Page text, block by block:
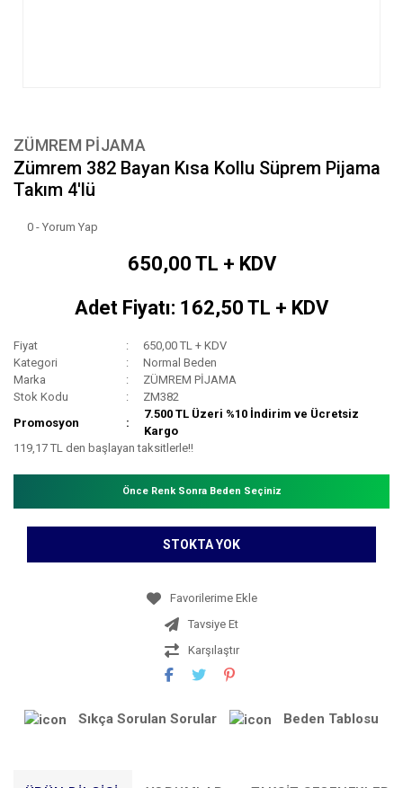
ZÜMREM PİJAMA
Zümrem 382 Bayan Kısa Kollu Süprem Pijama
Takım 4'lü
0 - Yorum Yap
650,00 TL + KDV
Adet Fiyatı: 162,50 TL + KDV
Fiyat
650,00 TL + KDV
Kategori
Normal Beden
Marka
ZÜMREM PİJAMA
Stok Kodu
ZM382
Promosyon
7.500 TL Üzeri %10 İndirim ve Ücretsiz
Kargo
119,17 TL den başlayan taksitlerle!!
Önce Renk Sonra Beden Seçiniz
STOKTA YOK
Tavsiye Et
Karşılaştır
Sıkça Sorulan Sorular Beden Tablosu